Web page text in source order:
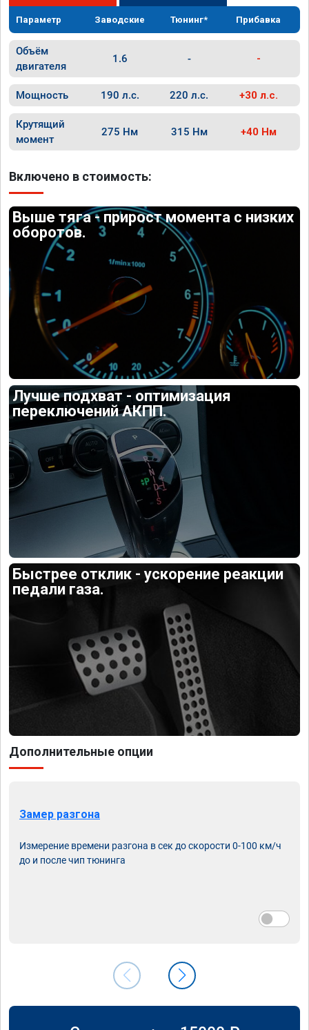
Параметр Заводские Тюнинг* Прибавка
Объём
двигателя
1.6 - -
Мощность 190 л.с. 220 л.с. +30 л.с.
Крутящий
момент
275 Нм 315 Нм +40 Нм
Включено в стоимость:
Выше тяга - прирост момента с низких
оборотов.
Лучше подхват - оптимизация
переключений АКПП.
Быстрее отклик - ускорение реакции
педали газа.
Дополнительные опции
Замер разгона
Измерение времени разгона в сек до скорости 0-100 км/ч
до и после чип тюнинга